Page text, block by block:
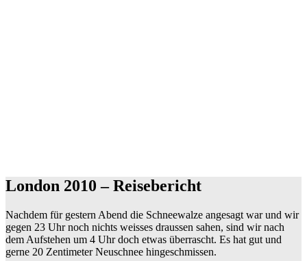
London 2010 – Reisebericht
Nachdem für gestern Abend die Schneewalze angesagt war und wir
gegen 23 Uhr noch nichts weisses draussen sahen, sind wir nach
dem Aufstehen um 4 Uhr doch etwas überrascht. Es hat gut und
gerne 20 Zentimeter Neuschnee hingeschmissen.